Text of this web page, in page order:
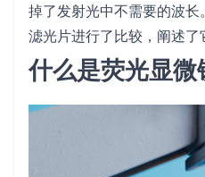
掉了发射光中不需要的波
滤光片进行了比较，阐述了
什么是荧光显微